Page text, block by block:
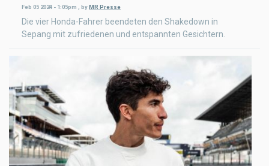
Feb 05 2024 - 1:05pm byMR Presse
Die vier Honda-Fahrer beendeten den Shakedown in
Sepang mit zufriedenen und entspannten Gesichtern.